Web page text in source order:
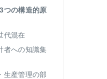
つの構造的原
代混在
者への知識集
生産管理の部